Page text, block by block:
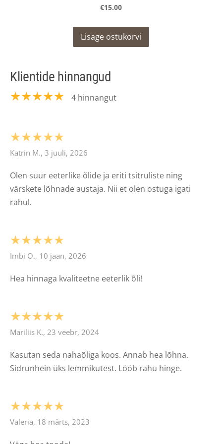
€15.00
Lisage ostukorvi
Klientide hinnangud
★★★★★ 4 hinnangut
★★★★★
Katrin M., 3 juuli, 2026
Olen suur eeterlike õlide ja eriti tsitruliste ning
värskete lõhnade austaja. Nii et olen ostuga igati
rahul.
★★★★★
Imbi O., 10 jaan, 2026
Hea hinnaga kvaliteetne eeterlik õli!
★★★★★
Mariliis K., 23 veebr, 2024
Kasutan seda nahaõliga koos. Annab hea lõhna.
Sidrunhein üks lemmikutest. Lööb rahu hinge.
★★★★★
Valeria, 18 märts, 2023